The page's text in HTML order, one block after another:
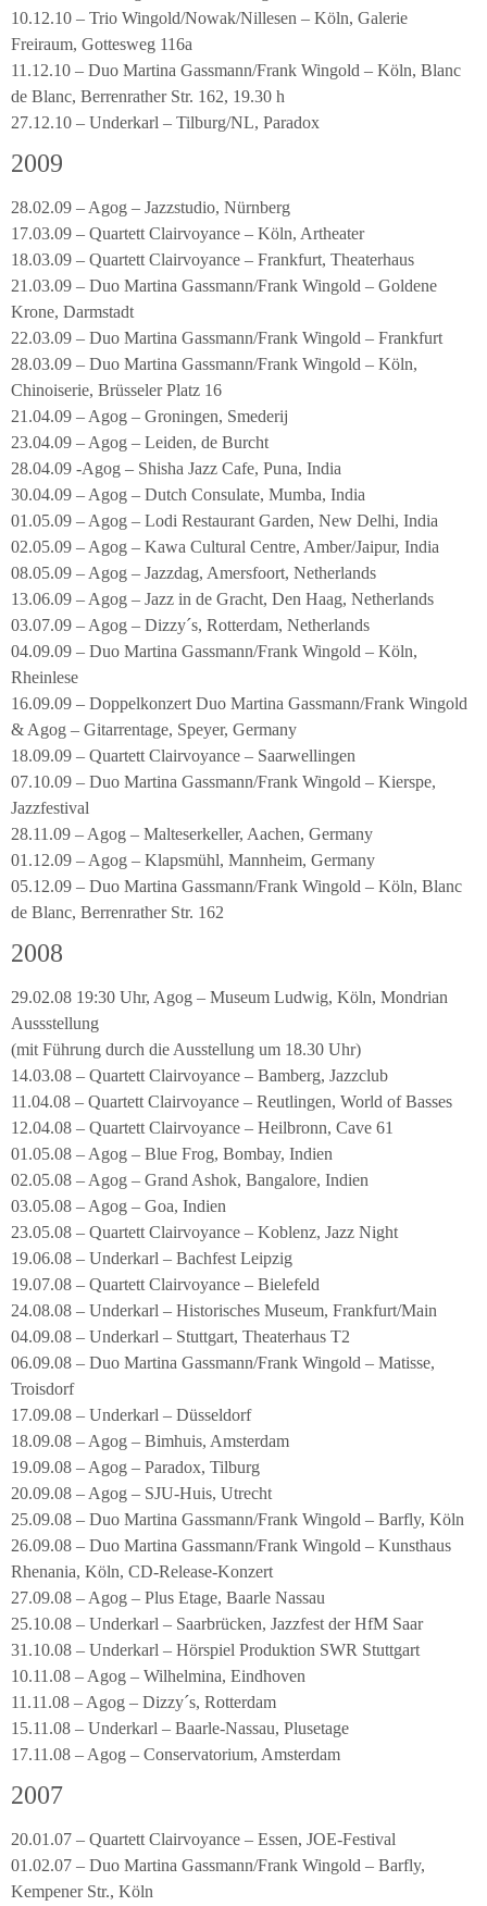
10.12.10 – Trio Wingold/Nowak/Nillesen – Köln, Galerie
Freiraum, Gottesweg 116a
11.12.10 – Duo Martina Gassmann/Frank Wingold – Köln, Blanc
de Blanc, Berrenrather Str. 162, 19.30 h
27.12.10 – Underkarl – Tilburg/NL, Paradox
2009
28.02.09 – Agog – Jazzstudio, Nürnberg
17.03.09 – Quartett Clairvoyance – Köln, Artheater
18.03.09 – Quartett Clairvoyance – Frankfurt, Theaterhaus
21.03.09 – Duo Martina Gassmann/Frank Wingold – Goldene
Krone, Darmstadt
22.03.09 – Duo Martina Gassmann/Frank Wingold – Frankfurt
28.03.09 – Duo Martina Gassmann/Frank Wingold – Köln,
Chinoiserie, Brüsseler Platz 16
21.04.09 – Agog – Groningen, Smederij
23.04.09 – Agog – Leiden, de Burcht
28.04.09 -Agog – Shisha Jazz Cafe, Puna, India
30.04.09 – Agog – Dutch Consulate, Mumba, India
01.05.09 – Agog – Lodi Restaurant Garden, New Delhi, India
02.05.09 – Agog – Kawa Cultural Centre, Amber/Jaipur, India
08.05.09 – Agog – Jazzdag, Amersfoort, Netherlands
13.06.09 – Agog – Jazz in de Gracht, Den Haag, Netherlands
03.07.09 – Agog – Dizzy´s, Rotterdam, Netherlands
04.09.09 – Duo Martina Gassmann/Frank Wingold – Köln,
Rheinlese
16.09.09 – Doppelkonzert Duo Martina Gassmann/Frank Wingold
& Agog – Gitarrentage, Speyer, Germany
18.09.09 – Quartett Clairvoyance – Saarwellingen
07.10.09 – Duo Martina Gassmann/Frank Wingold – Kierspe,
Jazzfestival
28.11.09 – Agog – Malteserkeller, Aachen, Germany
01.12.09 – Agog – Klapsmühl, Mannheim, Germany
05.12.09 – Duo Martina Gassmann/Frank Wingold – Köln, Blanc
de Blanc, Berrenrather Str. 162
2008
29.02.08 19:30 Uhr, Agog – Museum Ludwig, Köln, Mondrian
Aussstellung
(mit Führung durch die Ausstellung um 18.30 Uhr)
14.03.08 – Quartett Clairvoyance – Bamberg, Jazzclub
11.04.08 – Quartett Clairvoyance – Reutlingen, World of Basses
12.04.08 – Quartett Clairvoyance – Heilbronn, Cave 61
01.05.08 – Agog – Blue Frog, Bombay, Indien
02.05.08 – Agog – Grand Ashok, Bangalore, Indien
03.05.08 – Agog – Goa, Indien
23.05.08 – Quartett Clairvoyance – Koblenz, Jazz Night
19.06.08 – Underkarl – Bachfest Leipzig
19.07.08 – Quartett Clairvoyance – Bielefeld
24.08.08 – Underkarl – Historisches Museum, Frankfurt/Main
04.09.08 – Underkarl – Stuttgart, Theaterhaus T2
06.09.08 – Duo Martina Gassmann/Frank Wingold – Matisse,
Troisdorf
17.09.08 – Underkarl – Düsseldorf
18.09.08 – Agog – Bimhuis, Amsterdam
19.09.08 – Agog – Paradox, Tilburg
20.09.08 – Agog – SJU-Huis, Utrecht
25.09.08 – Duo Martina Gassmann/Frank Wingold – Barfly, Köln
26.09.08 – Duo Martina Gassmann/Frank Wingold – Kunsthaus
Rhenania, Köln, CD-Release-Konzert
27.09.08 – Agog – Plus Etage, Baarle Nassau
25.10.08 – Underkarl – Saarbrücken, Jazzfest der HfM Saar
31.10.08 – Underkarl – Hörspiel Produktion SWR Stuttgart
10.11.08 – Agog – Wilhelmina, Eindhoven
11.11.08 – Agog – Dizzy´s, Rotterdam
15.11.08 – Underkarl – Baarle-Nassau, Plusetage
17.11.08 – Agog – Conservatorium, Amsterdam
2007
20.01.07 – Quartett Clairvoyance – Essen, JOE-Festival
01.02.07 – Duo Martina Gassmann/Frank Wingold – Barfly,
Kempener Str., Köln